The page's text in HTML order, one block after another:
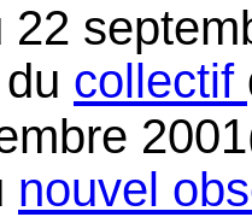
22
collectif
nouvel